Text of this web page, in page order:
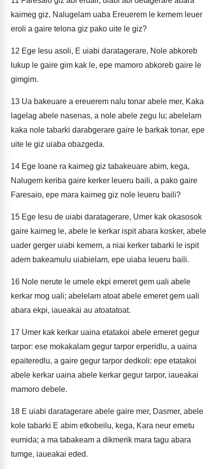
kaimeg giz, Nalugelam uaba Ereuerem le kemem leuer
eroli a gaire telona giz pako uite le giz?
12 Ege Iesu asoli, E uiabi daratagerare, Nole abkoreb
lukup le gaire gim kak le, epe mamoro abkoreb gaire le
gimgim.
13 Ua bakeuare a ereuerem nalu tonar abele mer, Kaka
lagelag abele nasenas, a nole abele zegu lu; abelelam
kaka nole tabarki darabgerare gaire le barkak tonar, epe
uite le giz uiaba obazgeda.
14 Ege Ioane ra kaimeg giz tabakeuare abim, kega,
Nalugem keriba gaire kerker leueru baili, a pako gaire
Faresaio, epe mara kaimeg giz nole leueru baili?
15 Ege Iesu de uiabi daratagerare, Umer kak okasosok
gaire kaimeg le, abele le kerkar ispit abara kosker, abele
uader gerger uiabi kemem, a niai kerker tabarki le ispit
adem bakeamulu uiabielam, epe uiaba leueru baili.
16 Nole nerute le umele ekpi emeret gem uali abele
kerkar mog uali; abelelam atoat abele emeret gem uali
abara ekpi, iaueakai au atoatatoat.
17 Umer kak kerkar uaina etatakoi abele emeret gegur
tarpor: ese mokakalam gegur tarpor erperidlu, a uaina
epaiteredlu, a gaire gegur tarpor dedkoli: epe etatakoi
abele kerkar uaina abele kerkar gegur tarpor, iaueakai
mamoro debele.
18 E uiabi daratagerare abele gaire mer, Dasmer, abele
kole tabarki E abim etkobeilu, kega, Kara neur emetu
eumida; a ma tabakeam a dikmerik mara tagu abara
tumge, iaueakai eded.